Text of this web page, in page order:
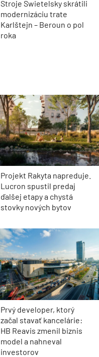
Stroje Swietelsky skrátili
modernizáciu trate
Karlštejn – Beroun o pol
roka
Projekt Rakyta napreduje.
Lucron spustil predaj
ďalšej etapy a chystá
stovky nových bytov
Prvý developer, ktorý
začal stavať kancelárie:
HB Reavis zmenil biznis
model a nahneval
investorov